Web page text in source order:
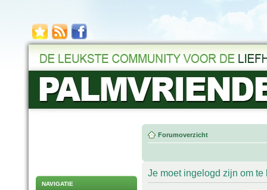
NAVIGATIE
Forumoverzicht
Je moet ingelogd zijn om